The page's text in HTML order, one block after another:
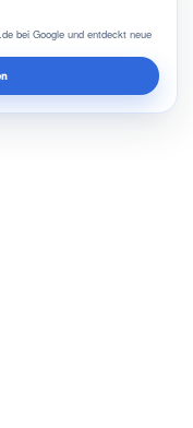
bei Google und entdeckt neue